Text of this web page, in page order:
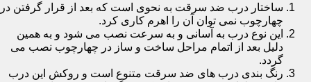
ساختار درب ضد سرقت به نحوی است که بعد از قرار گرفتن در
چهارچوب نمی توان آن را اهرم کاری کرد.
این نوع درب به آسانی و به سرعت نصب می شود و به همین
دلیل بعد از اتمام مراحل ساخت و ساز در چهارچوب نصب می
گردد.
رنگ بندی درب های ضد سرقت متنوع است و روکش این درب